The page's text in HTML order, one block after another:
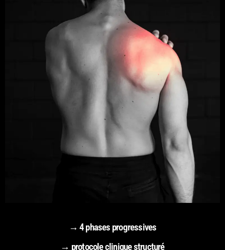
→ 4 phases progressives
→ protocole clinique structuré